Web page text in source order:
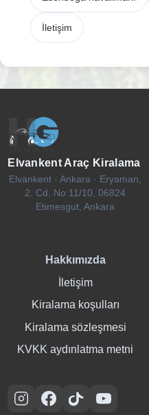
İletişim
Elvankent Araç Kiralama
Elvankent · Ankara · Eryaman,
2. Cd. No:11/10, 06824
Etimesgut, Ankara
Hakkımızda
İletişim
Kiralama koşulları
Kiralama sözleşmesi
KVKK aydınlatma metni
InstagramFacebook
TikTokYouTube